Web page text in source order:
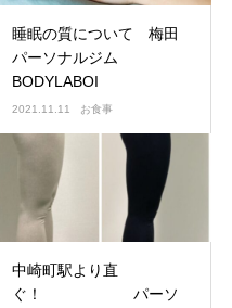
睡眠の質について 梅田
パーソナルジム
BODYLABOI
2021.11.11 お食事
中崎町駅より直
ぐ！ パーソ